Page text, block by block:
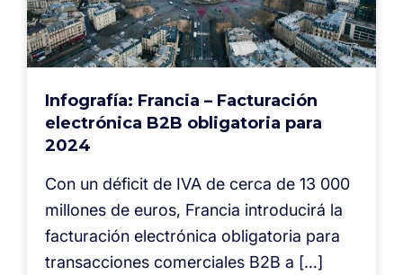
Infografía: Francia – Facturación
electrónica B2B obligatoria para
2024
Con un déficit de IVA de cerca de 13 000
millones de euros, Francia introducirá la
facturación electrónica obligatoria para
transacciones comerciales B2B a […]